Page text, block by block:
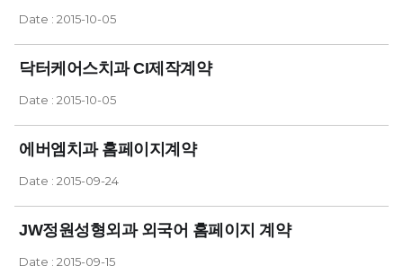
Date : 2015-10-05
닥터케어스치과 CI제작계약
Date : 2015-10-05
에버엠치과 홈페이지계약
Date : 2015-09-24
JW정원성형외과 외국어 홈페이지 계약
Date : 2015-09-15